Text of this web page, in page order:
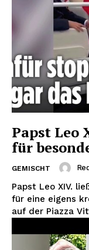
Papst Leo
für
GEMISCHT
Papst Leo XIV.
für eine eigens
auf der Piazza